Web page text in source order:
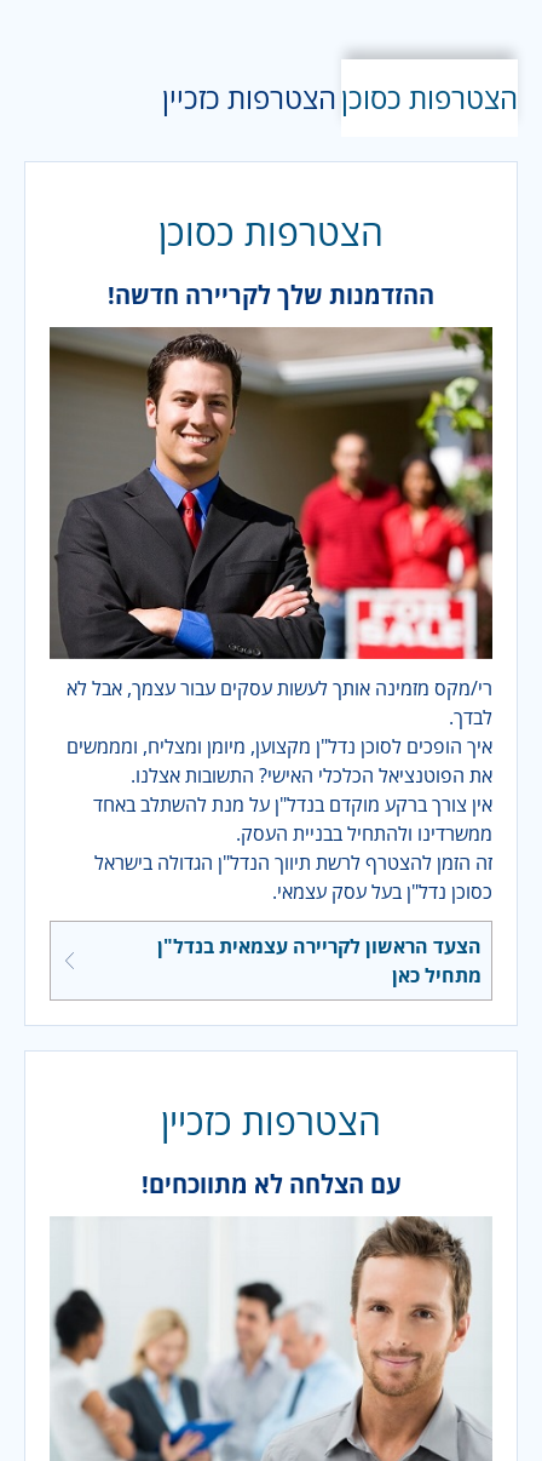
הצטרפות כסוכןהצטרפות כזכיין
הצטרפות כסוכן
ההזדמנות שלך לקריירה חדשה!
רי/מקס מזמינה אותך לעשות עסקים עבור עצמך, אבל לא
לבדך.
איך הופכים לסוכן נדל"ן מקצוען, מיומן ומצליח, ומממשים
את הפוטנציאל הכלכלי האישי? התשובות אצלנו.
אין צורך ברקע מוקדם בנדל"ן על מנת להשתלב באחד
ממשרדינו ולהתחיל בבניית העסק.
זה הזמן להצטרף לרשת תיווך הנדל"ן הגדולה בישראל
כסוכן נדל"ן בעל עסק עצמאי.
הצעד הראשון לקריירה עצמאית בנדל"ן
מתחיל כאן
הצטרפות כזכיין
עם הצלחה לא מתווכחים!